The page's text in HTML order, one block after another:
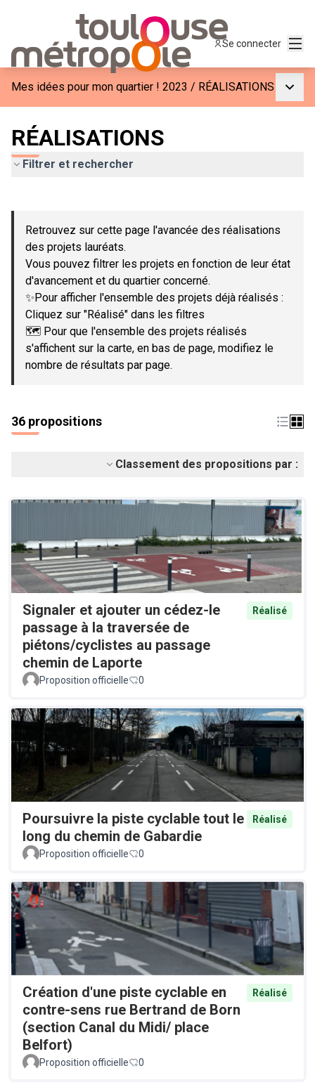
Se connecter
Mes idées pour mon quartier ! 2023 / RÉALISATIONS
RÉALISATIONS
Filtrer et rechercher
−
Retrouvez sur cette page l'avancée des réalisations
des projets lauréats.
Vous pouvez filtrer les projets en fonction de leur état
d'avancement et du quartier concerné.
✨Pour afficher l'ensemble des projets déjà réalisés :
Cliquez sur "Réalisé" dans les filtres
🗺️ Pour que l'ensemble des projets réalisés
s'affichent sur la carte, en bas de page, modifiez le
nombre de résultats par page.
36 propositions
Classement des propositions par :
Signaler et ajouter un cédez-le
passage à la traversée de
piétons/cyclistes au passage
chemin de Laporte
Réalisé
Proposition officielle 0
Poursuivre la piste cyclable tout le
long du chemin de Gabardie
Réalisé
Proposition officielle 0
Création d'une piste cyclable en
contre-sens rue Bertrand de Born
(section Canal du Midi/ place
Belfort)
Réalisé
Proposition officielle 0